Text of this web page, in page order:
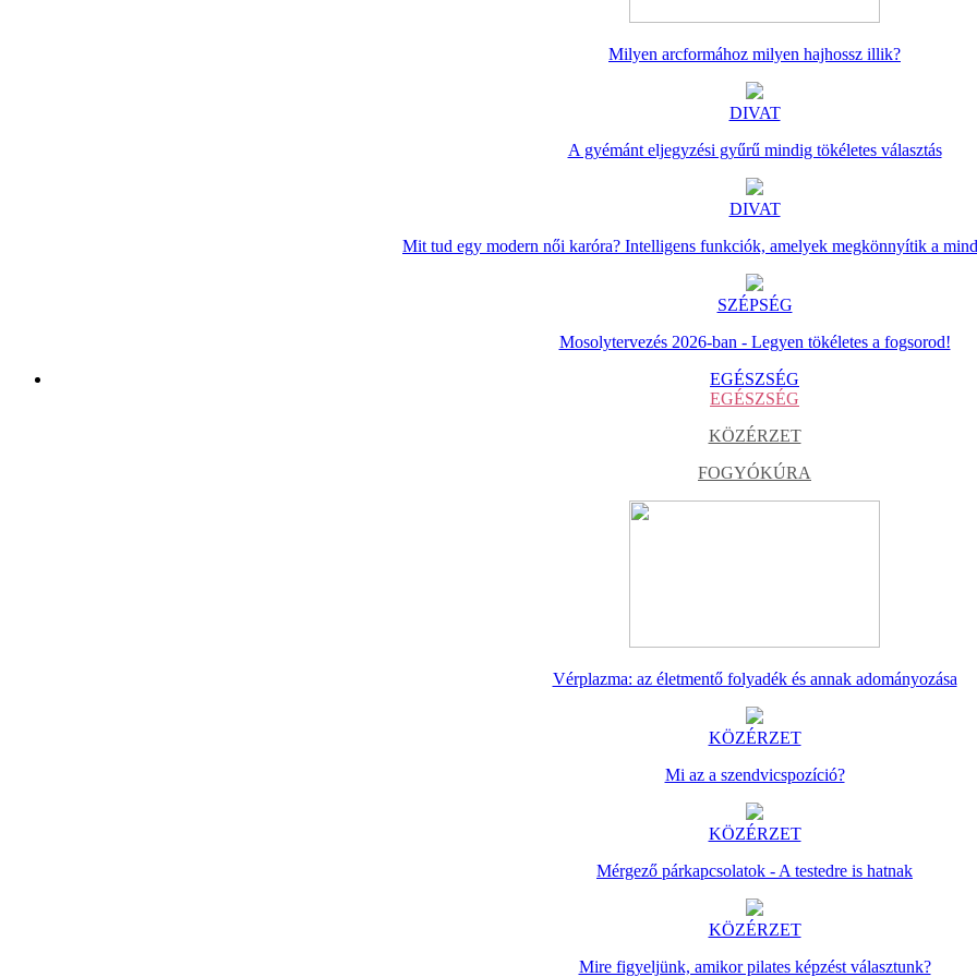
Milyen arcformához milyen hajhossz illik?
DIVAT
A gyémánt eljegyzési gyűrű mindig tökéletes választás
DIVAT
Mit tud egy modern női karóra? Intelligens funkciók, amelyek megkönnyítik a
SZÉPSÉG
Mosolytervezés 2026-ban - Legyen tökéletes a fogsorod!
EGÉSZSÉG
EGÉSZSÉG
KÖZÉRZET
FOGYÓKÚRA
Vérplazma: az életmentő folyadék és annak adományozása
KÖZÉRZET
Mi az a szendvicspozíció?
KÖZÉRZET
Mérgező párkapcsolatok - A testedre is hatnak
KÖZÉRZET
Mire figyeljünk, amikor pilates képzést választunk?